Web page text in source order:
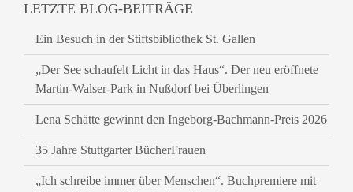
LETZTE BLOG-BEITRÄGE
Ein Besuch in der Stiftsbibliothek St. Gallen
„Der See schaufelt Licht in das Haus“. Der neu eröffnete
Martin-Walser-Park in Nußdorf bei Überlingen
Lena Schätte gewinnt den Ingeborg-Bachmann-Preis 2026
35 Jahre Stuttgarter BücherFrauen
„Ich schreibe immer über Menschen“. Buchpremiere mit